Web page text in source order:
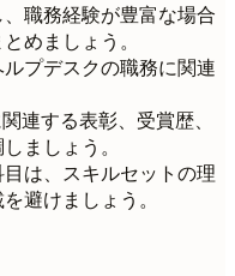
職務経験が豊富な場合
めましょう。
プデスクの職務に関連
連する表彰、受賞歴、
ましょう。
は、スキルセットの理
避けましょう。